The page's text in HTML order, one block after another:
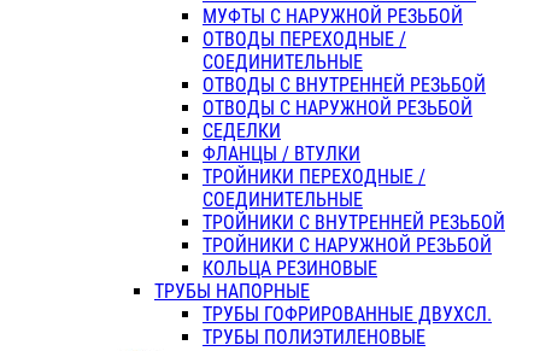
МУФТЫ С НАРУЖНОЙ РЕЗЬБОЙ
ОТВОДЫ ПЕРЕХОДНЫЕ /
СОЕДИНИТЕЛЬНЫЕ
ОТВОДЫ С ВНУТРЕННЕЙ РЕЗЬБОЙ
ОТВОДЫ С НАРУЖНОЙ РЕЗЬБОЙ
СЕДЕЛКИ
ФЛАНЦЫ / ВТУЛКИ
ТРОЙНИКИ ПЕРЕХОДНЫЕ /
СОЕДИНИТЕЛЬНЫЕ
ТРОЙНИКИ С ВНУТРЕННЕЙ РЕЗЬБОЙ
ТРОЙНИКИ С НАРУЖНОЙ РЕЗЬБОЙ
КОЛЬЦА РЕЗИНОВЫЕ
ТРУБЫ НАПОРНЫЕ
ТРУБЫ ГОФРИРОВАННЫЕ ДВУХСЛ.
ТРУБЫ ПОЛИЭТИЛЕНОВЫЕ